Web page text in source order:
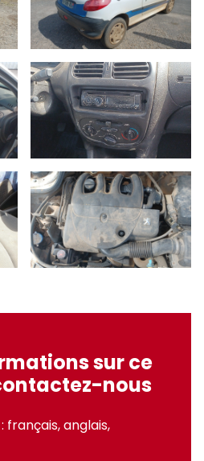
sur ce
nous
français, anglais,